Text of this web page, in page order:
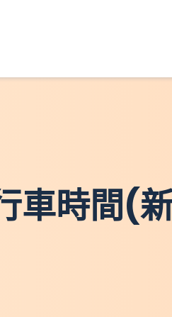
車時間(